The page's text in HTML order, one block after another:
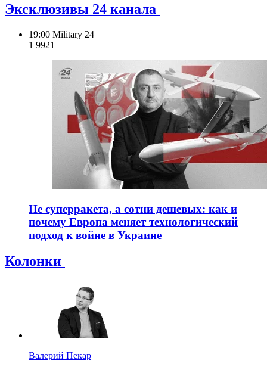
Эксклюзивы 24 канала
19:00 Military 24
1 9921
Не суперракета, а сотни дешевых: как и
почему Европа меняет технологический
подход к войне в Украине
Колонки
Валерий Пекар